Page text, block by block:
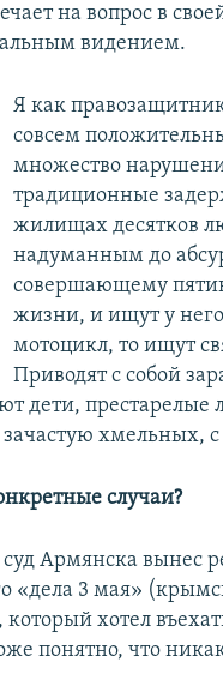
на вопрос в
видением.
Я как
совсем
множество
традиционные
жилищах десятков
надуманным до
совершающему
жизни, и ищут у
мотоцикл, то ищут
Приводят с собой
дети, престарелые
хмельных, с
случаи?
суд Армянска вынес
«дела 3 мая»
хотел
понятно, что